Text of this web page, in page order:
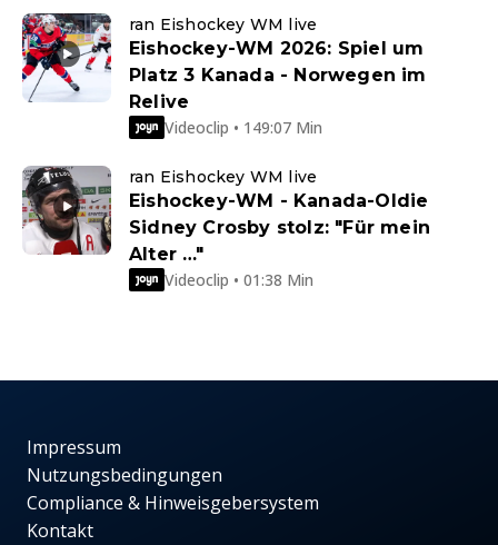
ran Eishockey WM live
Eishockey-WM 2026: Spiel um
Platz 3 Kanada - Norwegen im
Relive
Videoclip • 149:07 Min
ran Eishockey WM live
Eishockey-WM - Kanada-Oldie
Sidney Crosby stolz: "Für mein
Alter …"
Videoclip • 01:38 Min
Impressum
Nutzungsbedingungen
Compliance & Hinweisgebersystem
Kontakt